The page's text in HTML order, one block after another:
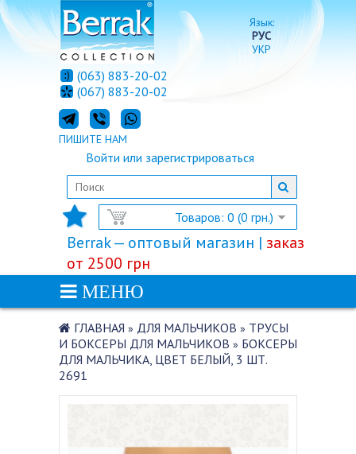
Язык:
РУС
УКР
Товаров: 0 (0 грн.)
Войти или зарегистрироваться
(063) 883-20-02
(067) 883-20-02
ПИШИТЕ НАМ
Berrak — оптовый магазин | заказ
от 2500 грн
МЕНЮ
ГЛАВНАЯ » ДЛЯ МАЛЬЧИКОВ » ТРУСЫ
И БОКСЕРЫ ДЛЯ МАЛЬЧИКОВ » БОКСЕРЫ
ДЛЯ МАЛЬЧИКА, ЦВЕТ БЕЛЫЙ, 3 ШТ.
2691